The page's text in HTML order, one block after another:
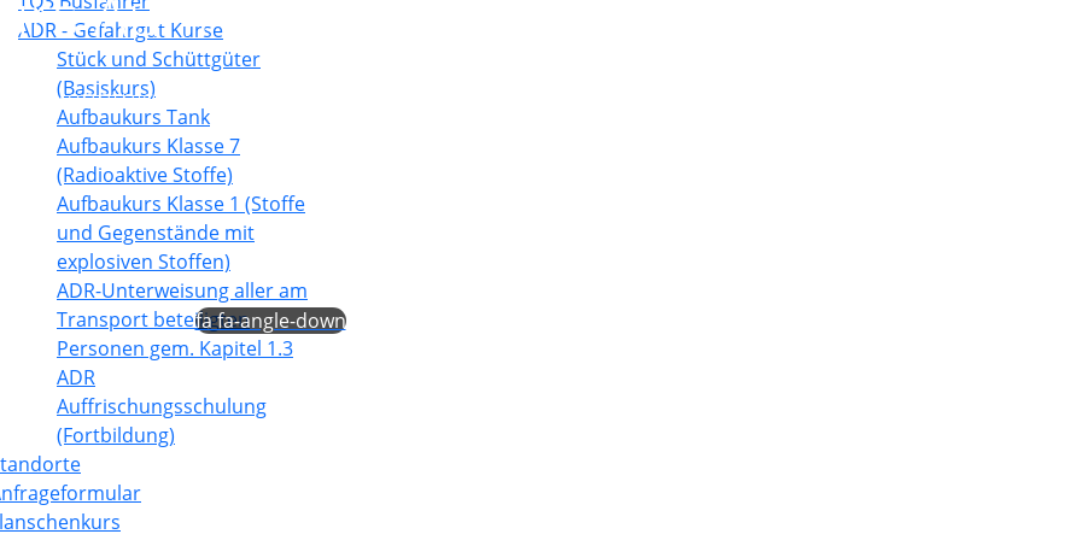
ADR - Gefahrgut Kurse
Stück und Schüttgüter
(Basiskurs)
Aufbaukurs Tank
Aufbaukurs Klasse 7
(Radioaktive Stoffe)
Aufbaukurs Klasse 1 (Stoffe
und Gegenstände mit
explosiven Stoffen)
ADR-Unterweisung aller am
Transport beteiligten
Personen gem. Kapitel 1.3
ADR
Auffrischungsschulung
(Fortbildung)
und sicherem Know-how
fa fa-angle-down